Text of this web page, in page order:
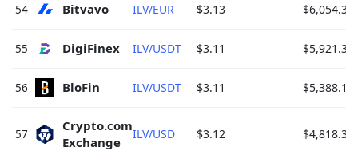
54 Bitvavo ILV/EUR $3.13 $6,054.34
55 DigiFinex ILV/USDT $3.11 $5,921.38
56 BloFin ILV/USDT $3.11 $5,388.17
57
Crypto.com
Exchange
ILV/USD $3.12 $4,818.35